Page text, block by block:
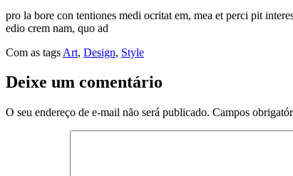
pro la bore con tentiones medi ocritat em, mea et perci pit
edio crem nam, quo ad
Com as tags Art, Design, Style
Deixe um comentário
O seu endereço de e-mail não será publicado. Campos